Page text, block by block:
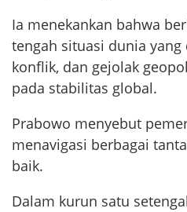
Ia menekankan bahwa
tengah situasi dunia
konflik, dan gejolak
pada stabilitas global.
Prabowo menyebut
menavigasi berbagai
baik.
Dalam kurun satu